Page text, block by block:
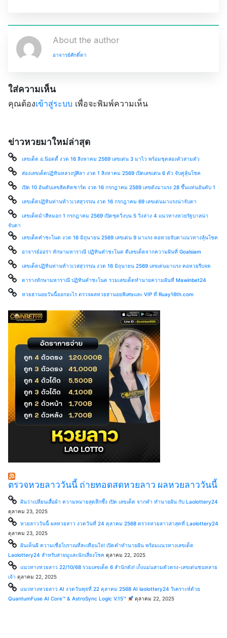
About the author
อาจารย์ศักดิ์ดา
ใส่ความเห็น
คุณต้องเข้าสู่ระบบ เพื่อจะพิมพ์ความเห็น
ข่าวหวยมาใหม่ล่าสุด
เลขเด็ด อ.น๊อตตี้ งวด 16 สิงหาคม 2569 เลขเด่น 3 มาไว พร้อมชุดสองตัวสามตัว
ส่องเลขเด็ดปฏิทินหลวงปู่ศิลา งวด 1 สิงหาคม 2569 เปิดเลขเด่น 6 ตัว จับคู่ลุ้นโชค
เปิด 10 อันดับเลขฮิตติดชาร์ต งวด 16 กรกฎาคม 2569 เลขดังมาแรง 28 ขึ้นแท่นอันดับ 1
เลขเด็ดปฏิทินท่านท้าวเวสสุวรรณ งวด 16 กรกฎาคม 69 เลขเด่นมาแรงน่าจับตา
เลขเด็ดม้าสีหมอก 1 กรกฎาคม 2569 เปิดชุดวิ่งบน 5 วิ่งล่าง 4 แนวทางหวยรัฐบาลน่า
จับตา
เลขเด็ดคำชะโนด งวด 16 มิถุนายน 2569 เลขเด่น 9 มาแรง คอหวยจับตาแนวทางลุ้นโชค
อาจารย์ออร่า ทักษามหาราณี ปฏิทินคำชะโนด ตีเลขเด็ดจากความฝันที่ Goalsiam
เลขเด็ดปฏิทินท่านท้าวเวสสุวรรณ งวด 16 มิถุนายน 2569 เลขเด่นมาแรง คอหวยรีบจด
ตารางทักษามหาราณี ปฏิทินคำชะโนด รวมเลขเด็ดทำนายความฝันที่ Mawinbet24
หวยฮานอยวันนี้ออกอะไร ตรวจผลหวยฮานอยพิเศษและ VIP ที่ Ruay16th.com
ตรวจหวยลาววันนี้ ถ่ายทอดสดหวยลาว ผลหวยลาววันนี้
ฝันว่าเปลี่ยนเสื้อผ้า ความหมายสุดลึกซึ้ง เปิด เลขเด็ด จากคำ ทำนายฝัน กับ Laolottery24
ตุลาคม 23, 2025
หวยลาววันนี้ ผลหวยลาว งวดวันที่ 24 ตุลาคม 2568 ตรวจหวยลาวล่าสุดที่ Laolottery24
ตุลาคม 23, 2025
ฝันเห็นผี ความเชื่อโบราณที่สะเทือนใจ! เปิดคำทำนายฝัน พร้อมแนวทางเลขเด็ด
Laolottery24 สำหรับสายมูและนักเสี่ยงโชค ตุลาคม 22, 2025
แนวทางหวยลาว 22/10/68 รวมเลขเด็ด 6 สำนักดัง! เก็งแม่นสามตัวตรง-เลขเด่นชนหลาย
เจ้า ตุลาคม 22, 2025
แนวทางหวยลาว AI งวดวันพุธที่ 22 ตุลาคม 2568 AI laolottery24 วิเคราะห์ด้วย
QuantumFuse AI Core™ & AstroSync Logic V.15™
ตุลาคม 22, 2025